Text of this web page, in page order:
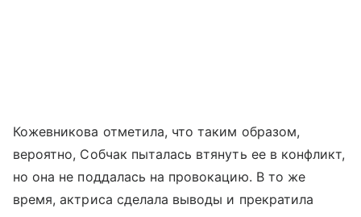
Кожевникова отметила, что таким образом,
вероятно, Собчак пыталась втянуть ее в конфликт,
но она не поддалась на провокацию. В то же
время, актриса сделала выводы и прекратила